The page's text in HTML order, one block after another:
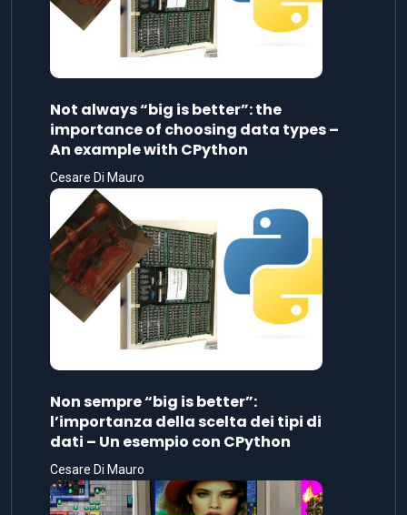
Not always “big is better”: the
importance of choosing data types –
An example with CPython
Cesare Di Mauro
Non sempre “big is better”:
l’importanza della scelta dei tipi di
dati – Un esempio con CPython
Cesare Di Mauro